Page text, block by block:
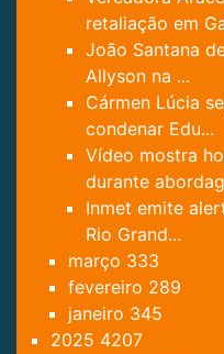
retaliação em
João Santana
Allyson na ...
Cármen Lúcia
condenar Edu...
Vídeo mostra
durante
Inmet emite
Rio Grand...
março 333
fevereiro 289
janeiro 345
2025 4207